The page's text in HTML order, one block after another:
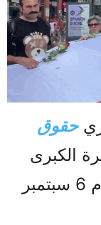
حقوق
الكبرى
لـ”إيران حرة” في بروكسل يوم 6 سبتمبر